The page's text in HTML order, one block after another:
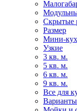
Скрытые
Размер
Мини-
Узкие
3 кв. м.
5 кв. м.
6 кв. м.
9 кв. м.
Все для